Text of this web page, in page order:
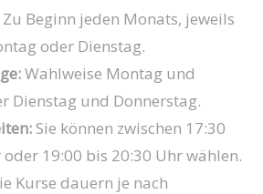
Beginn jeden Monats, jeweils
oder Dienstag.
Wahlweise Montag und
Dienstag und Donnerstag.
Sie können zwischen 17:30
19:00 bis 20:30 Uhr wählen.
Kurse dauern je nach